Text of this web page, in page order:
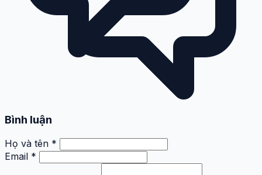
Bình luận
Họ và tên *
Email *